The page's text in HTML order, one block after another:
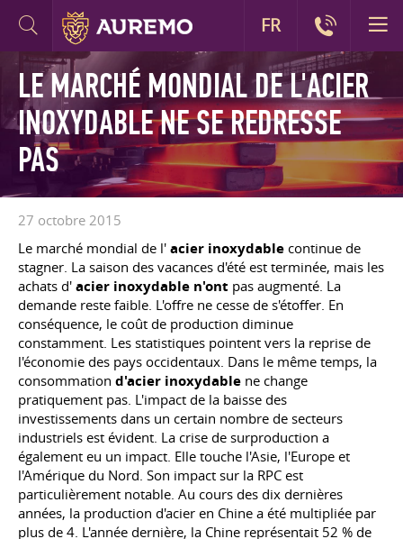
LE MARCHÉ MONDIAL DE L'ACIER
INOXYDABLE NE SE REDRESSE
PAS
27 octobre 2015
Le marché mondial de l' acier inoxydable continue de
stagner. La saison des vacances d'été est terminée, mais les
achats d' acier inoxydable n'ont pas augmenté. La
demande reste faible. L'offre ne cesse de s'étoffer. En
conséquence, le coût de production diminue
constamment. Les statistiques pointent vers la reprise de
l'économie des pays occidentaux. Dans le même temps, la
consommation d'acier inoxydable ne change
pratiquement pas. L'impact de la baisse des
investissements dans un certain nombre de secteurs
industriels est évident. La crise de surproduction a
également eu un impact. Elle touche l'Asie, l'Europe et
l'Amérique du Nord. Son impact sur la RPC est
particulièrement notable. Au cours des dix dernières
années, la production d'acier en Chine a été multipliée par
plus de 4. L'année dernière, la Chine représentait 52 % de
FR